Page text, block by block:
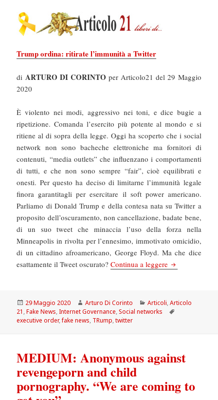
Trump ordina: ritirate l’immunità a Twitter
di ARTURO DI CORINTO per Articolo21 del 29 Maggio
2020
È violento nei modi, aggressivo nei toni, e dice bugie a
ripetizione. Comanda l’esercito più potente al mondo e si
ritiene al di sopra della legge. Oggi ha scoperto che i social
network non sono bacheche elettroniche ma fornitori di
contenuti, “media outlets” che influenzano i comportamenti
di tutti, e che non sono sempre “fair”, cioè equilibrati e
onesti. Per questo ha deciso di limitarne l’immunità legale
finora garantitagli per esercitare il soft power americano.
Parliamo di Donald Trump e della contesa nata su Twitter a
proposito dell’oscuramento, non cancellazione, badate bene,
di un suo tweet che minaccia l’uso della forza nella
Minneapolis in rivolta per l’ennesimo, immotivato omicidio,
di un cittadino afroamericano, George Floyd. Ma che dice
esattamente il Tweet oscurato?Continua a leggere Articolo21:
Scritto
il
29 Maggio 2020 Autore
Arturo Di Corinto Categorie
Articoli,Articolo
21,Fake News,Internet Governance,Social networks
executive order,fake news, TRump,twitter
MEDIUM: Anonymous against
revengeporn and child
pornography. “We are coming to